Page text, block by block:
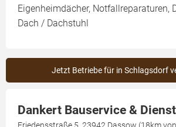
Eigenheimdächer, Notfallreparaturen,
Dach / Dachstuhl
Jetzt Betriebe für in Schlagsdorf
Dankert Bauservice &